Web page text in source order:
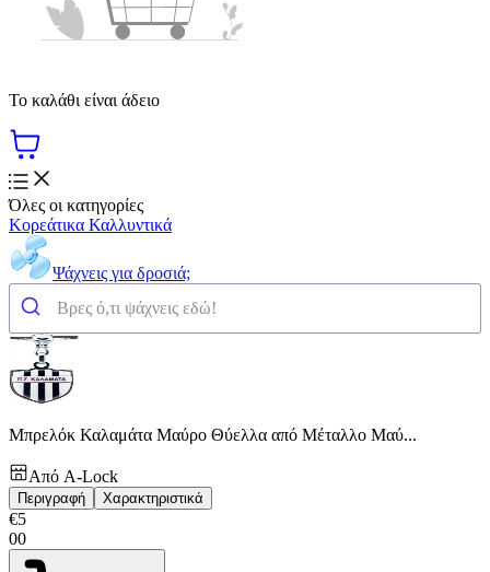
Το καλάθι είναι άδειο
Όλες οι κατηγορίες
Κορεάτικα Καλλυντικά
Ψάχνεις για δροσιά;
Μπρελόκ Καλαμάτα Μαύρο Θύελλα από Μέταλλο Μαύ...
Από A-Lock
Περιγραφή Χαρακτηριστικά
€5
00